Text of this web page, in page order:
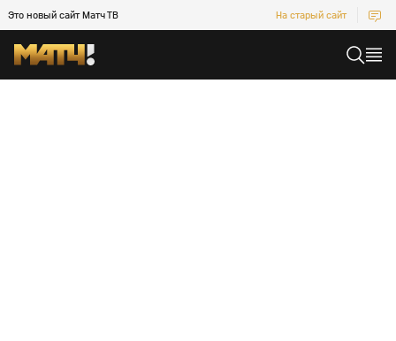
Это новый сайт Матч ТВ На старый сайт